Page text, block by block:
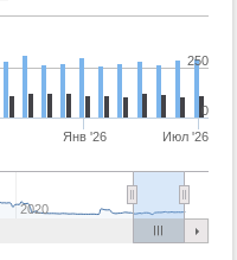
Янв '26 Июл '26
2020
0
250